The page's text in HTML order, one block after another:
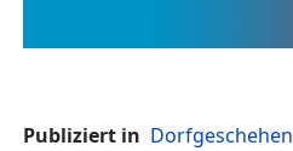
Publiziert in Dorfgeschehen